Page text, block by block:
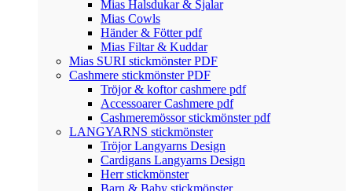
Mias Halsdukar & Sjalar
Mias Cowls
Händer & Fötter pdf
Mias Filtar & Kuddar
Mias SURI stickmönster PDF
Cashmere stickmönster PDF
Tröjor & koftor cashmere pdf
Accessoarer Cashmere pdf
Cashmeremössor stickmönster pdf
LANGYARNS stickmönster
Tröjor Langyarns Design
Cardigans Langyarns Design
Herr stickmönster
Barn & Baby stickmönster